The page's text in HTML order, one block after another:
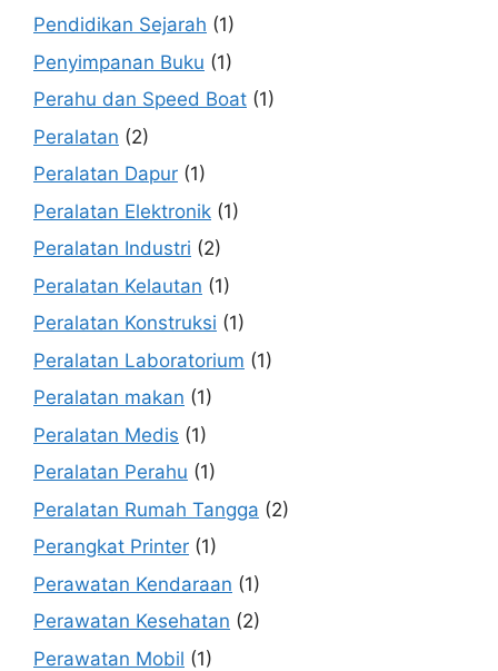
Pendidikan Sejarah (1)
Penyimpanan Buku (1)
Perahu dan Speed Boat (1)
Peralatan (2)
Peralatan Dapur (1)
Peralatan Elektronik (1)
Peralatan Industri (2)
Peralatan Kelautan (1)
Peralatan Konstruksi (1)
Peralatan Laboratorium (1)
Peralatan makan (1)
Peralatan Medis (1)
Peralatan Perahu (1)
Peralatan Rumah Tangga (2)
Perangkat Printer (1)
Perawatan Kendaraan (1)
Perawatan Kesehatan (2)
Perawatan Mobil (1)